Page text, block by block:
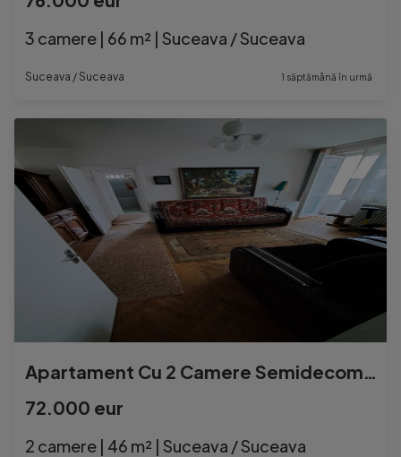
3 camere | 66 m² | Suceava / Suceava
Suceava / Suceava 1 săptămână în urmă
Apartament Cu 2 Camere Semidecomandate Etaj 1 -Zona Ultracentral
72.000 eur
2 camere | 46 m² | Suceava / Suceava